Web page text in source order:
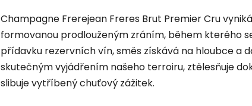
Champagne Frerejean Freres Brut Premier Cru
formovanou prodlouženým zráním, během kterého
přídavku rezervních vín, směs získává na hloubce a
skutečným vyjádřením našeho terroiru, ztělesňuje
slibuje vytříbený chuťový zážitek.